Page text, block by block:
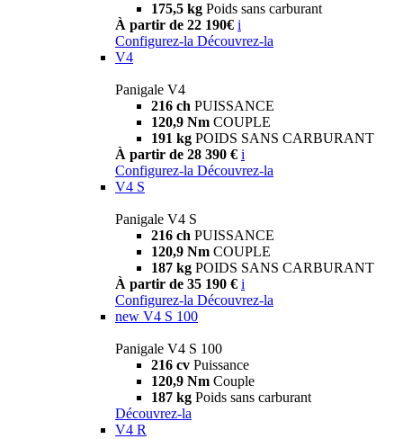
175,5 kg Poids sans carburant
À partir de 22 190€ i
Configurez-la Découvrez-la
V4
Panigale V4
216 ch PUISSANCE
120,9 Nm COUPLE
191 kg POIDS SANS CARBURANT
À partir de 28 390 € i
Configurez-la Découvrez-la
V4 S
Panigale V4 S
216 ch PUISSANCE
120,9 Nm COUPLE
187 kg POIDS SANS CARBURANT
À partir de 35 190 € i
Configurez-la Découvrez-la
new V4 S 100
Panigale V4 S 100
216 cv Puissance
120,9 Nm Couple
187 kg Poids sans carburant
Découvrez-la
V4 R